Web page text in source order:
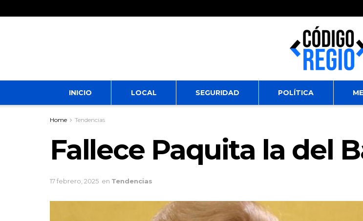
INICIO LOCAL SEGURIDAD POLÍTICA
Home Tendencias
Fallece Paquita la del
17 febrero, 2025 en Tendencias